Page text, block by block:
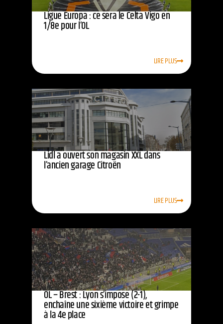
Ligue Europa : ce sera le Celta Vigo en
1/8e pour l’OL
LIRE PLUS
Lidl a ouvert son magasin XXL dans
l’ancien garage Citroën
LIRE PLUS
OL – Brest : Lyon s’impose (2-1),
enchaîne une sixième victoire et grimpe
à la 4e place